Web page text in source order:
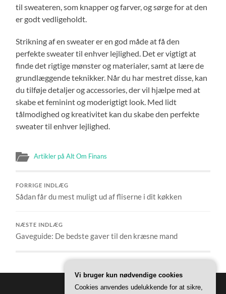
til sweateren, som knapper og farver, og sørge for at den
er godt vedligeholdt.
Strikning af en sweater er en god måde at få den
perfekte sweater til enhver lejlighed. Det er vigtigt at
finde det rigtige mønster og materialer, samt at lære de
grundlæggende teknikker. Når du har mestret disse, kan
du tilføje detaljer og accessories, der vil hjælpe med at
skabe et feminint og moderigtigt look. Med lidt
tålmodighed og kreativitet kan du skabe den perfekte
sweater til enhver lejlighed.
Artikler på Alt Om Finans
FORRIGE INDLÆG
Sådan får du mest muligt ud af fliserne i dit køkken
NÆSTE INDLÆG
Gaveguide: De bedste gaver til den kræsne mand
Vi bruger kun nødvendige cookies
Cookies anvendes udelukkende for at sikre,